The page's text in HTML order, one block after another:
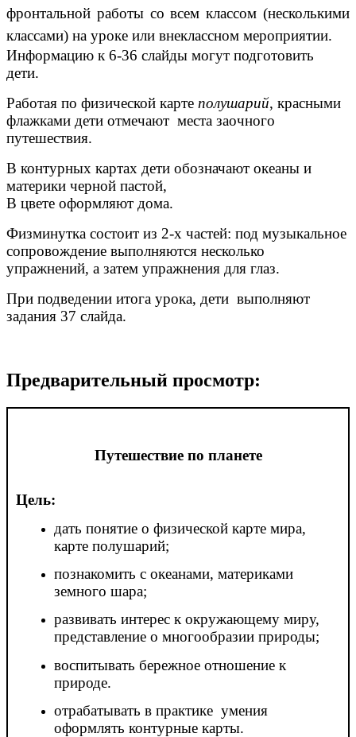
фронтальной работы со всем классом (несколькими
классами) на уроке или внеклассном мероприятии.
Информацию к 6-36 слайды могут подготовить
дети.
Работая по физической карте полушарий, красными
флажками дети отмечают места заочного
путешествия.
В контурных картах дети обозначают океаны и
материки черной пастой,
В цвете оформляют дома.
Физминутка состоит из 2-х частей: под музыкальное
сопровождение выполняются несколько
упражнений, а затем упражнения для глаз.
При подведении итога урока, дети выполняют
задания 37 слайда.
Предварительный просмотр:
Путешествие по планете
Цель:
дать понятие о физической карте мира,
карте полушарий;
познакомить с океанами, материками
земного шара;
развивать интерес к окружающему миру,
представление о многообразии природы;
воспитывать бережное отношение к
природе.
отрабатывать в практике умения
оформлять контурные карты.